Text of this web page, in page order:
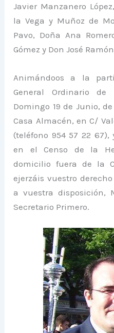
Javier Manzanero
la Vega y Muñoz de
Pavo, Doña Ana
Gómez y Don José
Animándoos a la
General Ordinario de
Domingo 19 de Junio,
Casa Almacén, en C/
(teléfono 954 57 22
en el Censo de la
domicilio fuera de la
ejerzáis vuestro
a vuestra disposición,
Secretario Primero.